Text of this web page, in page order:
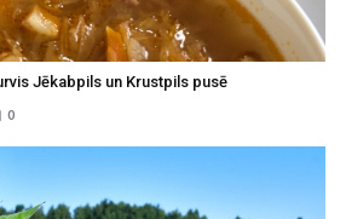
Jēkabpils un Krustpils pusē
0